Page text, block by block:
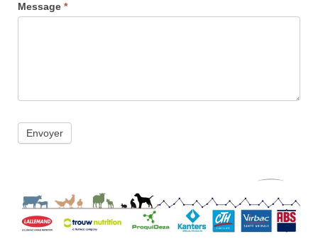
Message *
Envoyer